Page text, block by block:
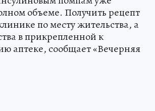
объеме. Получить рецепт
по месту жительства, а
в прикрепленной к
аптеке, сообщает «Вечерняя